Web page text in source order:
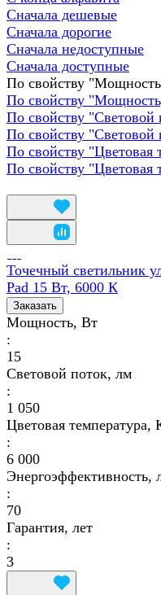
Сначала дешевые
Сначала дорогие
Сначала недоступные
Сначала доступные
По свойству
По свойству
По свойству "Световой
По свойству
По свойству "Цветовая
По свойству "Цветовая
Точечный светильник
Pad 15 Вт, 6000 К
Заказать
Мощность, Вт
:
15
Световой поток, лм
:
1 050
Цветовая температура,
:
6 000
Энергоэффективность,
:
70
Гарантия, лет
:
3